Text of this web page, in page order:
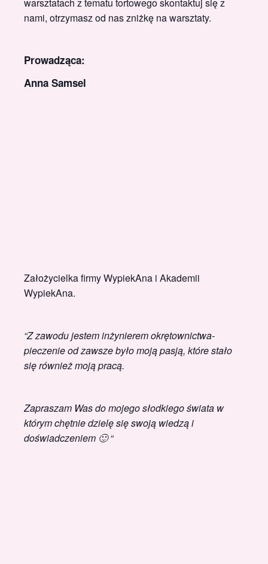
nami, otrzymasz od nas zniżkę na warsztaty.
Prowadząca:
Anna Samsel
Założycielka firmy WypiekAna i Akademii
WypiekAna.
“Z zawodu jestem inżynierem okrętownictwa-
pieczenie od zawsze było moją pasją, które stało
się również moją pracą.
Zapraszam Was do mojego słodkiego świata w
którym chętnie dzielę się swoją wiedzą i
doświadczeniem 🙂 “